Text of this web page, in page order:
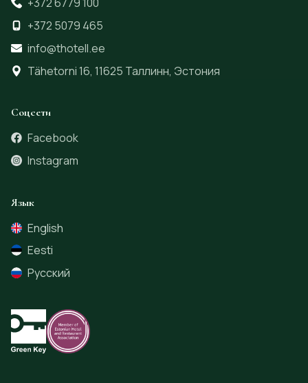
+372 5079 465
info@thotell.ee
Tähetorni 16, 11625 Таллинн, Эстония
Соцсети
Facebook
Instagram
Язык
English
Eesti
Русский